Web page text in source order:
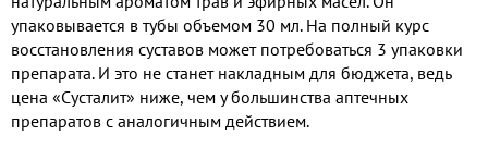
упаковывается в тубы объемом 30 мл. На полный курс
восстановления суставов может потребоваться 3 упаковки
препарата. И это не станет накладным для бюджета, ведь
цена «Сусталит» ниже, чем у большинства аптечных
препаратов с аналогичным действием.